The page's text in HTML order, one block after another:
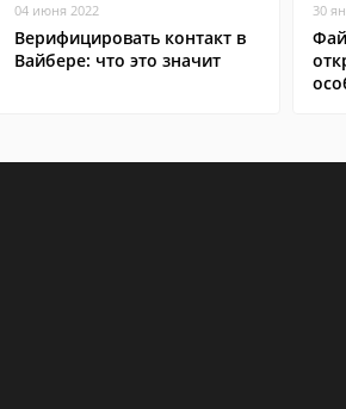
04 июня 2022
Верифицировать контакт в
Вайбере: что это значит
30